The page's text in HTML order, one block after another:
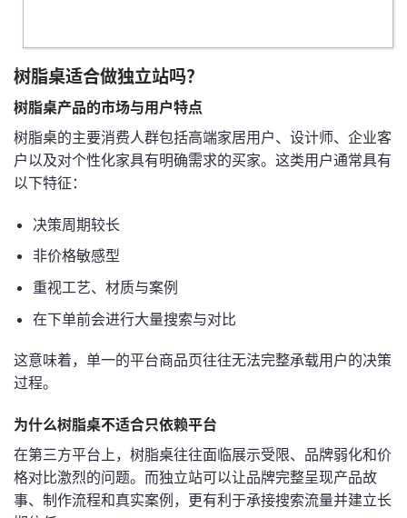
树脂桌适合做独立站吗？
树脂桌产品的市场与用户特点
树脂桌的主要消费人群包括高端家居用户、设计师、企业客
户以及对个性化家具有明确需求的买家。这类用户通常具有
以下特征：
决策周期较长
非价格敏感型
重视工艺、材质与案例
在下单前会进行大量搜索与对比
这意味着，单一的平台商品页往往无法完整承载用户的决策
过程。
为什么树脂桌不适合只依赖平台
在第三方平台上，树脂桌往往面临展示受限、品牌弱化和价
格对比激烈的问题。而独立站可以让品牌完整呈现产品故
事、制作流程和真实案例，更有利于承接搜索流量并建立长